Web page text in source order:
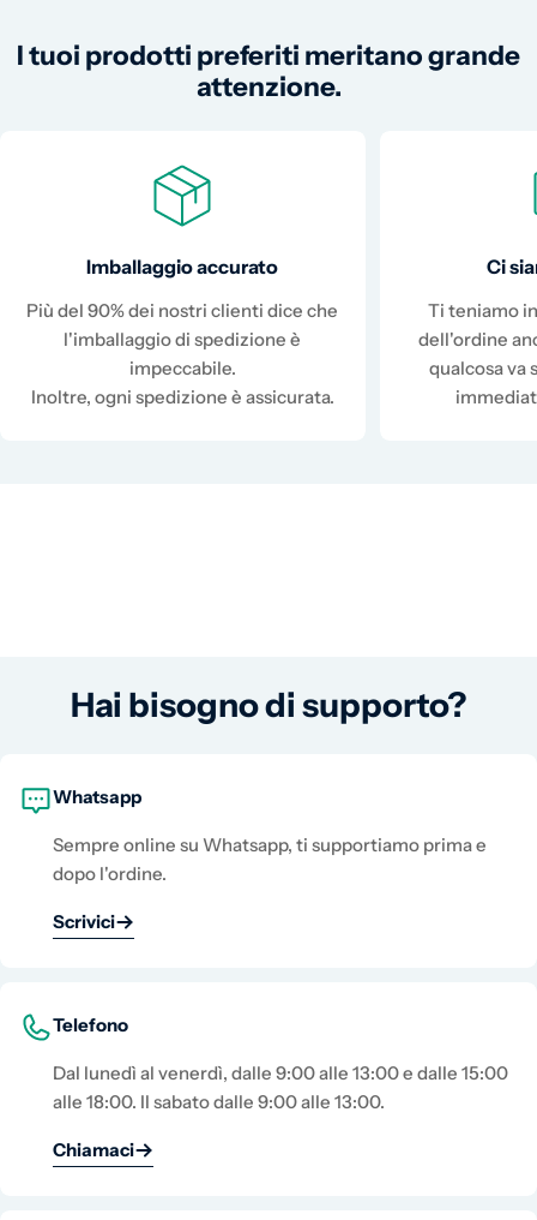
I tuoi prodotti preferiti meritano grande
attenzione.
Imballaggio accurato
Più del 90% dei nostri clienti dice che
l'imballaggio di spedizione è
impeccabile.
Inoltre, ogni spedizione è assicurata.
Ci
Ti teniamo
dell'ordine
qualcosa va
Hai bisogno di supporto?
Whatsapp
Sempre online su Whatsapp, ti supportiamo prima e
dopo l'ordine.
Scrivici
Telefono
Dal lunedì al venerdì, dalle 9:00 alle 13:00 e dalle 15:00
alle 18:00. Il sabato dalle 9:00 alle 13:00.
Chiamaci